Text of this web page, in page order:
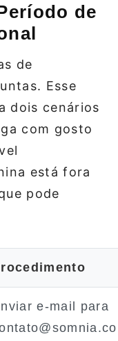
de
de
Esse
dois cenários
com gosto
está fora
pode
e‑mail para